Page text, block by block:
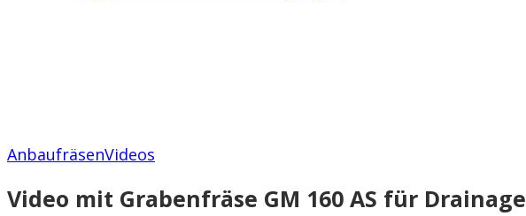
AnbaufräsenVideos
Video mit Grabenfräse GM 160 AS für Drainage